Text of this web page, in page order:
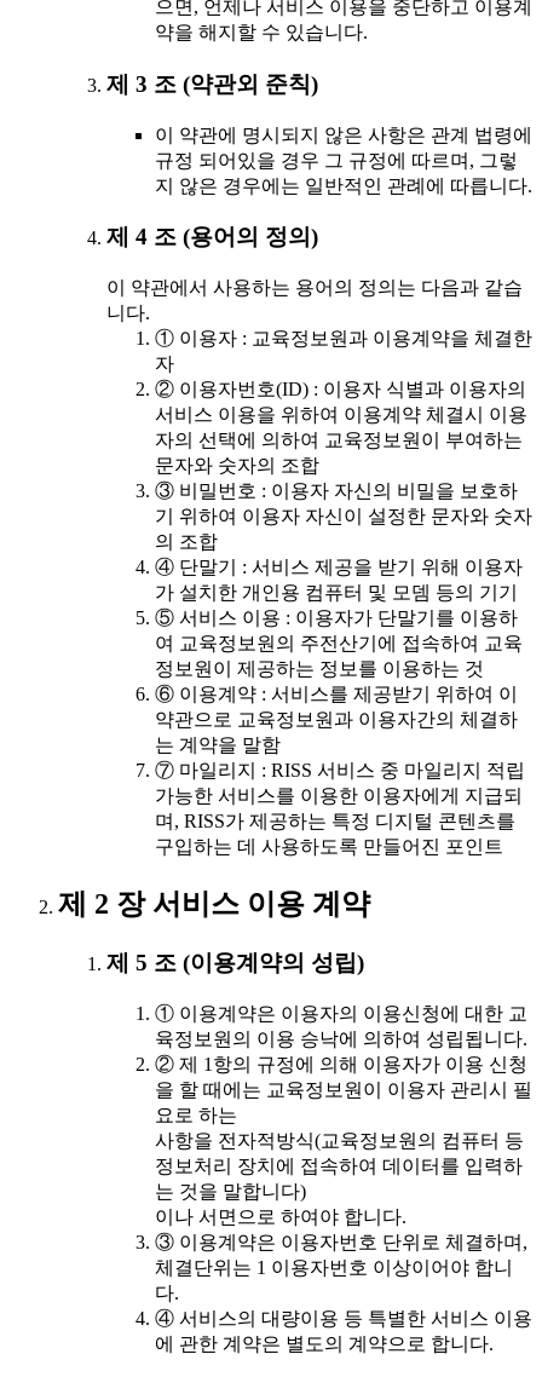
으면, 언제나 서비스 이용을 중단하고 이용계
약을 해지할 수 있습니다.
제 3 조 (약관외 준칙)
이 약관에 명시되지 않은 사항은 관계 법령에
규정 되어있을 경우 그 규정에 따르며, 그렇
지 않은 경우에는 일반적인 관례에 따릅니다.
제 4 조 (용어의 정의)
이 약관에서 사용하는 용어의 정의는 다음과 같습
니다.
① 이용자 : 교육정보원과 이용계약을 체결한
자
② 이용자번호(ID) : 이용자 식별과 이용자의
서비스 이용을 위하여 이용계약 체결시 이용
자의 선택에 의하여 교육정보원이 부여하는
문자와 숫자의 조합
③ 비밀번호 : 이용자 자신의 비밀을 보호하
기 위하여 이용자 자신이 설정한 문자와 숫자
의 조합
④ 단말기 : 서비스 제공을 받기 위해 이용자
가 설치한 개인용 컴퓨터 및 모뎀 등의 기기
⑤ 서비스 이용 : 이용자가 단말기를 이용하
여 교육정보원의 주전산기에 접속하여 교육
정보원이 제공하는 정보를 이용하는 것
⑥ 이용계약 : 서비스를 제공받기 위하여 이
약관으로 교육정보원과 이용자간의 체결하
는 계약을 말함
⑦ 마일리지 : RISS 서비스 중 마일리지 적립
가능한 서비스를 이용한 이용자에게 지급되
며, RISS가 제공하는 특정 디지털 콘텐츠를
구입하는 데 사용하도록 만들어진 포인트
제 2 장 서비스 이용 계약
제 5 조 (이용계약의 성립)
① 이용계약은 이용자의 이용신청에 대한 교
육정보원의 이용 승낙에 의하여 성립됩니다.
② 제 1항의 규정에 의해 이용자가 이용 신청
을 할 때에는 교육정보원이 이용자 관리시 필
요로 하는
사항을 전자적방식(교육정보원의 컴퓨터 등
정보처리 장치에 접속하여 데이터를 입력하
는 것을 말합니다)
이나 서면으로 하여야 합니다.
③ 이용계약은 이용자번호 단위로 체결하며,
체결단위는 1 이용자번호 이상이어야 합니
다.
④ 서비스의 대량이용 등 특별한 서비스 이용
에 관한 계약은 별도의 계약으로 합니다.